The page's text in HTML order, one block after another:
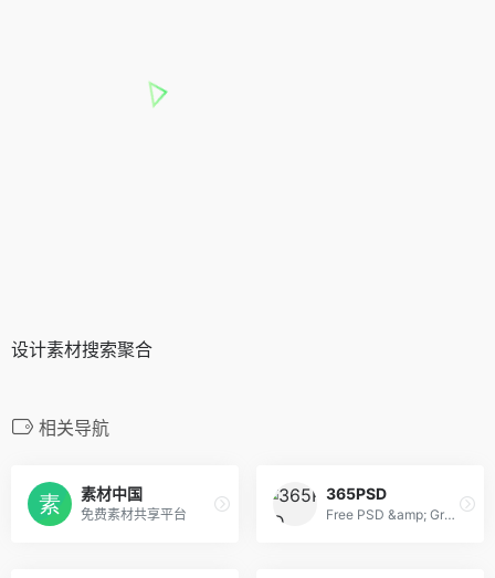
设计素材搜索聚合
相关导航
素材中国
免费素材共享平台
365PSD
Free PSD &amp; Graphics, Illustrations